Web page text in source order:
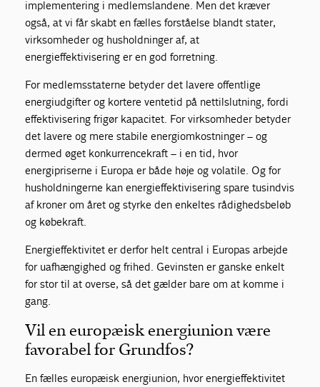
implementering i medlemslandene. Men det kræver
også, at vi får skabt en fælles forståelse blandt stater,
virksomheder og husholdninger af, at
energieffektivisering er en god forretning.
For medlemsstaterne betyder det lavere offentlige
energiudgifter og kortere ventetid på nettilslutning, fordi
effektivisering frigør kapacitet. For virksomheder betyder
det lavere og mere stabile energiomkostninger – og
dermed øget konkurrencekraft – i en tid, hvor
energipriserne i Europa er både høje og volatile. Og for
husholdningerne kan energieffektivisering spare tusindvis
af kroner om året og styrke den enkeltes rådighedsbeløb
og købekraft.
Energieffektivitet er derfor helt central i Europas arbejde
for uafhængighed og frihed. Gevinsten er ganske enkelt
for stor til at overse, så det gælder bare om at komme i
gang.
Vil en europæisk energiunion være
favorabel for Grundfos?
En fælles europæisk energiunion, hvor energieffektivitet